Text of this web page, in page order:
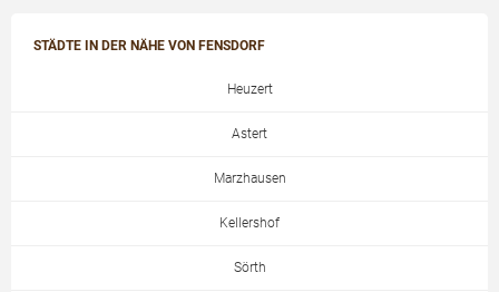
STÄDTE IN DER NÄHE VON FENSDORF
Heuzert
Astert
Marzhausen
Kellershof
Sörth